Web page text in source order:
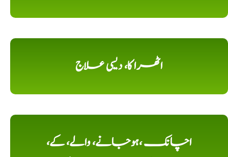
اٹھرا کا، دیسی علاج
اچانک ،ہوجانے، والے، کے،